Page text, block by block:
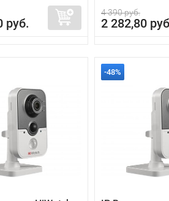
руб.
4 390 руб.
2 282,80
-48%